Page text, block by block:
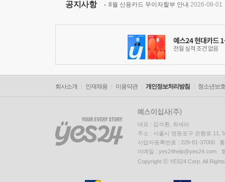
공지사항 8월 신용카드 무이자할부 안내 2026-08-01
회사소개 인재채용 이용약관 개인정보처리방침 청소년보
대표 : 김석환, 최세라
주소 : 서울시 영등포구 은행로 11,
사업자등록번호 : 229-81-37000
이메일 : yes24help@yes24.com
Copyright ⓒ YES24 Corp. All